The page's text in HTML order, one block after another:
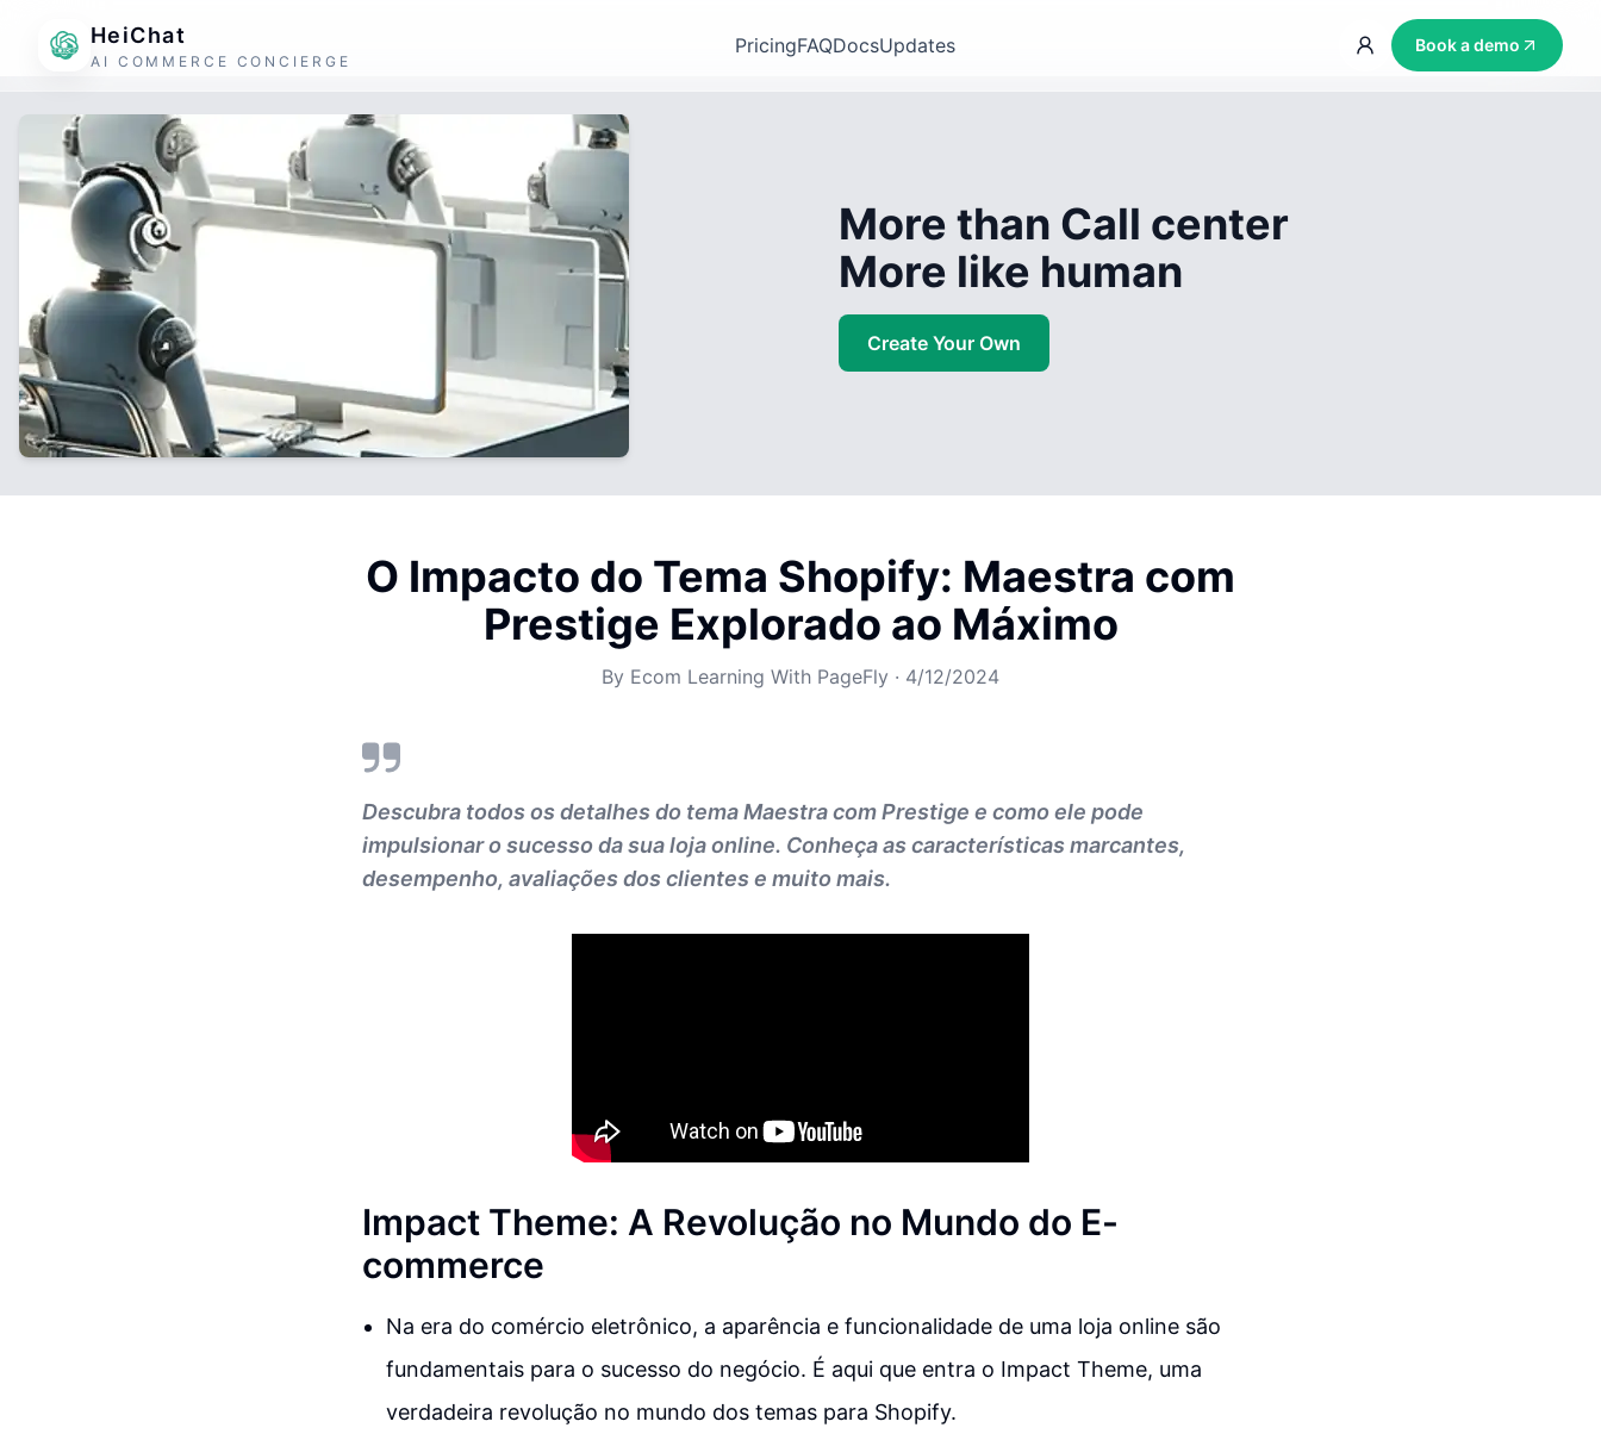
HeiChat
AI COMMERCE CONCIERGE
PricingFAQDocsUpdates Book a demo
More than Call center
More like human
Create Your Own
O Impacto do Tema Shopify: Maestra com
Prestige Explorado ao Máximo
By Ecom Learning With PageFly · 4/12/2024
Descubra todos os detalhes do tema Maestra com Prestige e como ele pode
impulsionar o sucesso da sua loja online. Conheça as características marcantes,
desempenho, avaliações dos clientes e muito mais.
Impact Theme: A Revolução no Mundo do E-
commerce
Na era do comércio eletrônico, a aparência e funcionalidade de uma loja online são
fundamentais para o sucesso do negócio. É aqui que entra o Impact Theme, uma
verdadeira revolução no mundo dos temas para Shopify.